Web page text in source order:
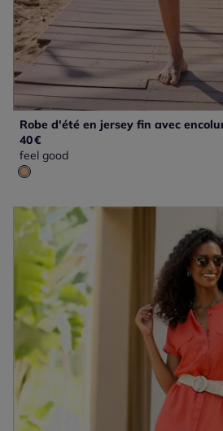
Robe d'été en jersey fin avec
40€
feel good